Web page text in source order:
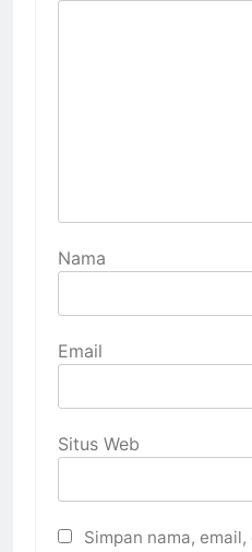
Nama
Email
Situs Web
Simpan nama,